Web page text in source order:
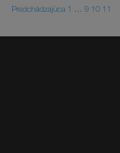
Predchádzajúca 1 … 9 10 11